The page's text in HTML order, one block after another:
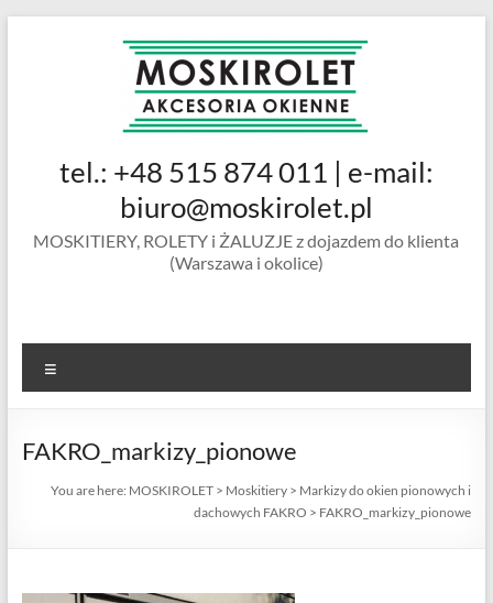
MOSKIROLET
siatki na
okienne |
ramkowe i
drzwiowe
tel.: +48 515 874 011 | e-mail:
biuro@moskirolet.pl
MOSKITIERY, ROLETY i ŻALUZJE z dojazdem do klienta
(Warszawa i okolice)
FAKRO_markizy_pionowe
You are here: MOSKIROLET > Moskitiery > Markizy do okien pionowych i
dachowych FAKRO > FAKRO_markizy_pionowe